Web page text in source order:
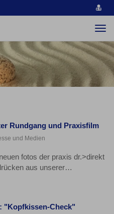
Rundgang und Praxisfilm
und Medien
fotos der praxis dr.>direkt
aus unserer…
"Kopfkissen-Check"